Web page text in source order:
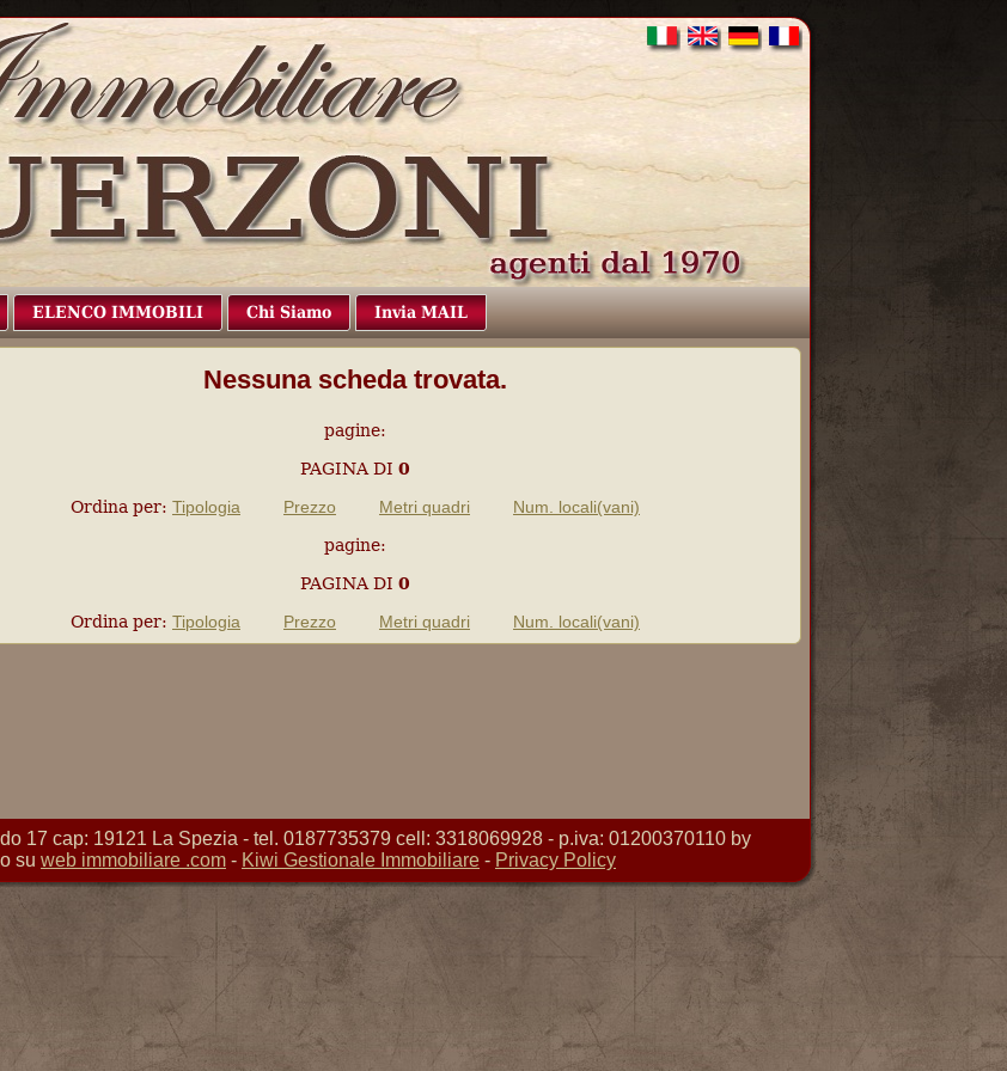
ELENCO IMMOBILI Chi Siamo Invia MAIL
Nessuna scheda trovata.
pagine:
PAGINA DI 0
Ordina per: Tipologia Prezzo Metri quadri
Num. locali(vani)
pagine:
PAGINA DI 0
Ordina per: Tipologia Prezzo Metri quadri Num. locali(vani)
17 cap: 19121 La Spezia - tel. 0187735379 cell: 3318069928 - p.iva: 01200370110 by
su web immobiliare .com - Kiwi Gestionale Immobiliare - Privacy Policy